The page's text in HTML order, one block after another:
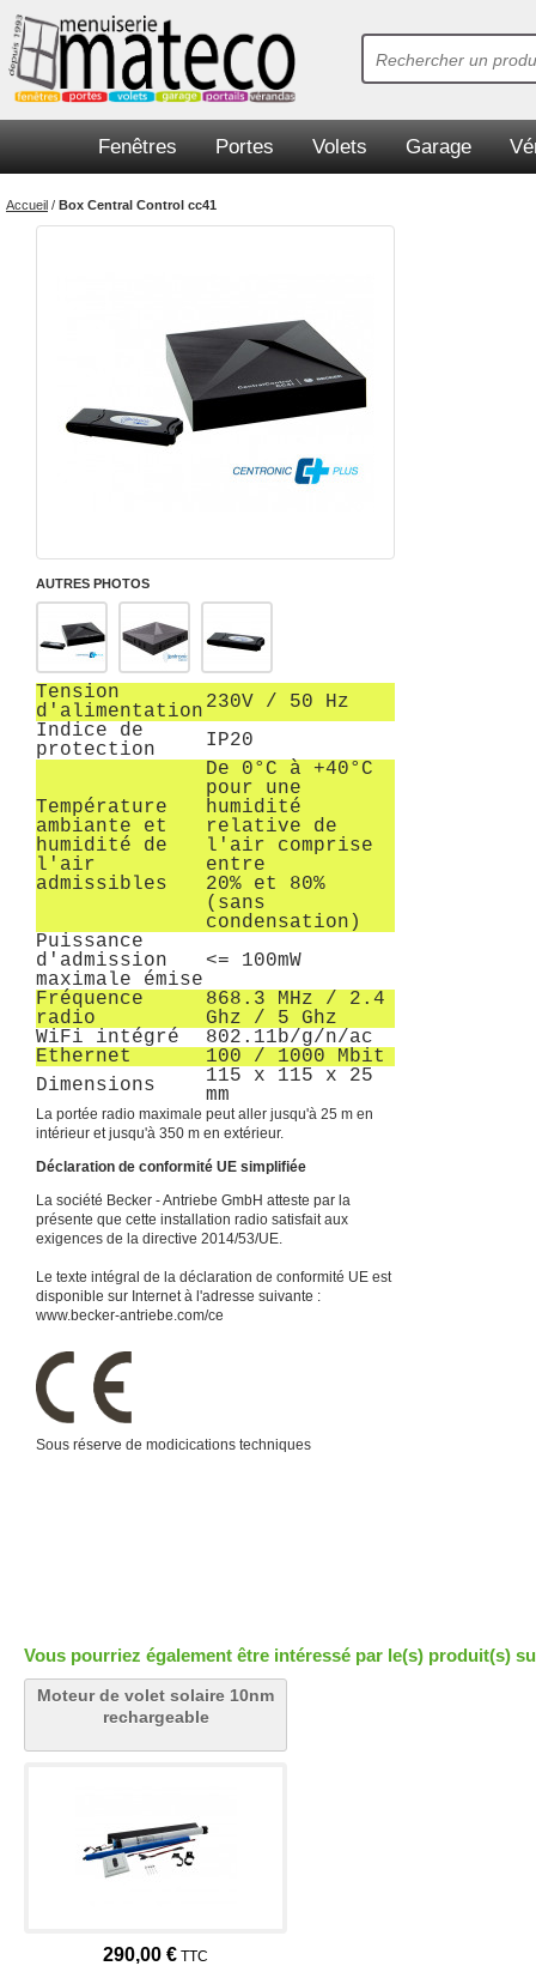
Fenêtres Portes Volets Garage
Accueil / Box Central Control cc41
AUTRES PHOTOS
Tension
d'alimentation 230V / 50 Hz
Indice de
protection
IP20
Température
ambiante et
humidité de
l'air
admissibles
De 0°C à +40°C
pour une
humidité
relative de
l'air comprise
entre
20% et 80%
(sans
condensation)
Puissance
d'admission
maximale émise
<= 100mW
Fréquence
radio
868.3 MHz / 2.4
Ghz / 5 Ghz
WiFi intégré
802.11b/g/n/ac
Ethernet
100 / 1000 Mbit
Dimensions
115 x 115 x 25
mm
La portée radio maximale peut aller jusqu'à 25 m en
intérieur et jusqu'à 350 m en extérieur.
Déclaration de conformité UE simplifiée
La société Becker - Antriebe GmbH atteste par la
présente que cette installation radio satisfait aux
exigences de la directive 2014/53/UE.
Le texte intégral de la déclaration de conformité UE est
disponible sur Internet à l'adresse suivante :
www.becker-antriebe.com/ce
Sous réserve de modicications techniques
Vous pourriez également être intéressé par le(s) produit(s)
Moteur de volet solaire 10nm
rechargeable
290,00 € TTC